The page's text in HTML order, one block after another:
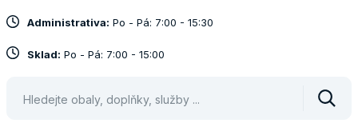
Administrativa: Po - Pá: 7:00 - 15:30
Sklad: Po - Pá: 7:00 - 15:00